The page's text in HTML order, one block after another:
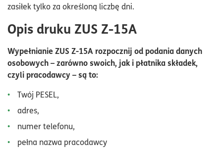
zasiłek tylko za określoną liczbę dni.
Opis druku ZUS Z-15A
Wypełnianie ZUS Z-15A rozpocznij od podania danych
osobowych – zarówno swoich, jak i płatnika składek,
czyli pracodawcy – są to:
Twój PESEL,
adres,
numer telefonu,
pełna nazwa pracodawcy